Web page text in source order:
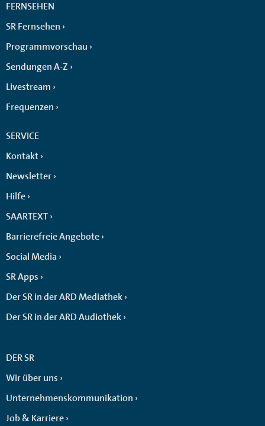
FERNSEHEN
SR Fernsehen
Programmvorschau
Sendungen A-Z
Livestream
Frequenzen
SERVICE
Kontakt
Newsletter
Hilfe
SAARTEXT
Barrierefreie Angebote
Social Media
SR Apps
Der SR in der ARD Mediathek
Der SR in der ARD Audiothek
DER SR
Wir über uns
Unternehmenskommunikation
Job & Karriere